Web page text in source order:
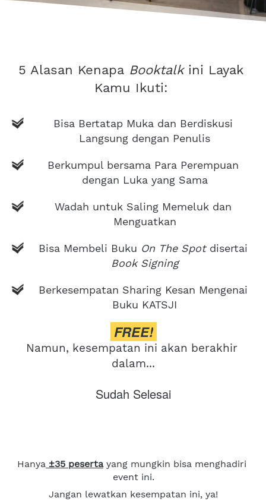
5 Alasan Kenapa Booktalk ini Layak
Kamu Ikuti:
Bisa Bertatap Muka dan Berdiskusi
Langsung dengan Penulis
Berkumpul bersama Para Perempuan
dengan Luka yang Sama
Wadah untuk Saling Memeluk dan
Menguatkan
Bisa Membeli Buku On The Spot
Book Signing
Berkesempatan Sharing Kesan Mengenai
Buku KATSJI
FREE!
Namun, kesempatan ini akan berakhir
dalam...
Sudah Selesai
Hanya ±35 peserta yang mungkin bisa menghadiri
event ini.
Jangan lewatkan kesempatan ini, ya!